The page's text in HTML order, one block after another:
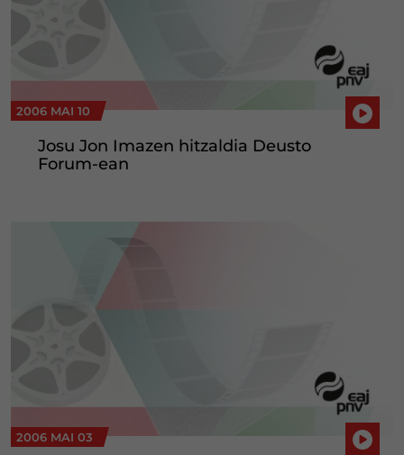
2006 MAI 10
Josu Jon Imazen hitzaldia Deusto
Forum-ean
2006 MAI 03